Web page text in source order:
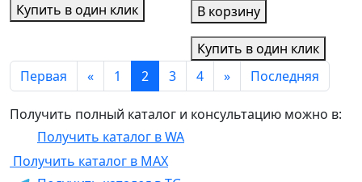
Купить в один клик
В корзину
Купить в один клик
Первая
« 1 2 3 4 » Последняя
Получить полный каталог и консультацию можно в:
Получить каталог в WA
Получить каталог в MAX